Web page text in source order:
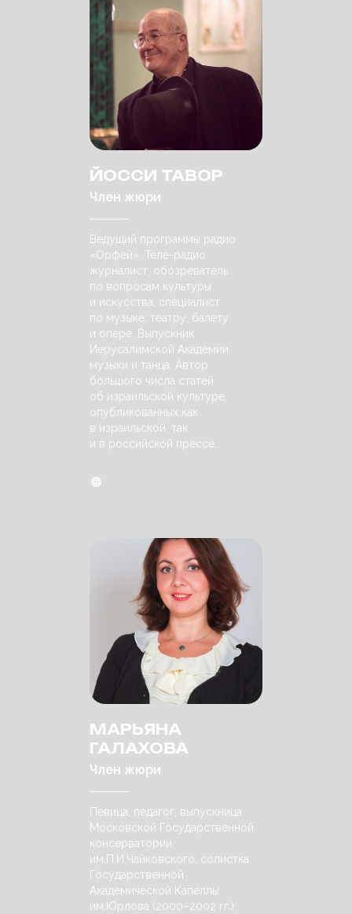
ЙОССИ ТАВОР
Член жюри
Ведущий программы радио
«Орфей». Теле-радио
журналист, обозреватель
по вопросам культуры
и искусства, специалист
по музыке, театру, балету
и опере. Выпускник
Иерусалимской Академии
музыки и танца. Автор
большого числа статей
об израильской культуре,
опубликованных как
в израильской, так
и в российской прессе.
МАРЬЯНА
ГАЛАХОВА
Член жюри
Певица, педагог, выпускница
Московской Государственной
консерватории
им.П.И.Чайковского, солистка
Государственной
Академической Капеллы
им.Юрлова (2000−2002 гг.).